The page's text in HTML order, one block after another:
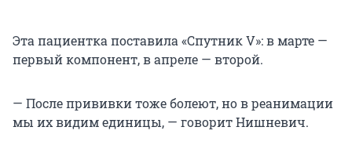
Эта пациентка поставила «Спутник V»: в марте —
первый компонент, в апреле — второй.
— После прививки тоже болеют, но в реанимации
мы их видим единицы, — говорит Нишневич.